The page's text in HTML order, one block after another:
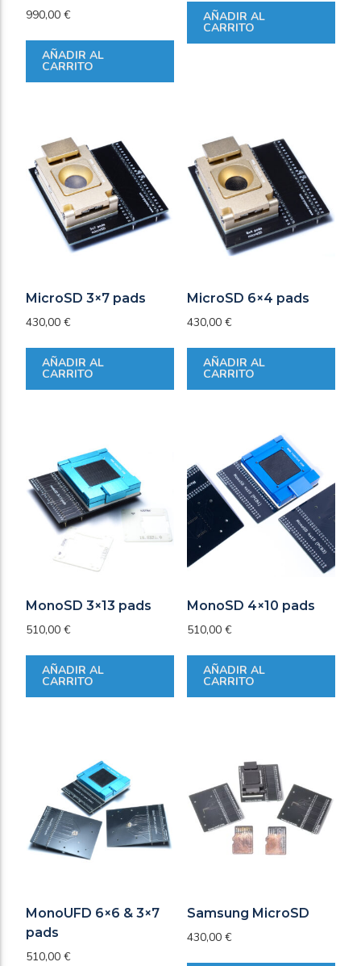
990,00 €
AÑADIR AL
CARRITO
AÑADIR AL
CARRITO
MicroSD 3×7 pads
430,00 €
AÑADIR AL
CARRITO
MicroSD 6×4 pads
430,00 €
AÑADIR AL
CARRITO
MonoSD 3×13 pads
510,00 €
AÑADIR AL
CARRITO
MonoSD 4×10 pads
510,00 €
AÑADIR AL
CARRITO
MonoUFD 6×6 & 3×7
pads
510,00 €
Samsung MicroSD
430,00 €